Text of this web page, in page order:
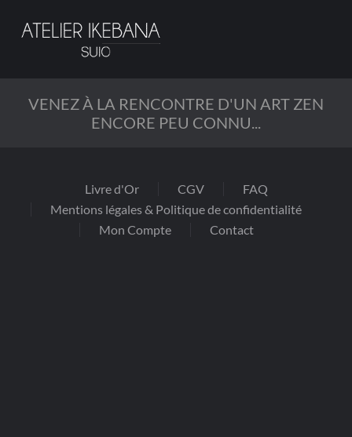
Passer
principal
VENEZ À LA RENCONTRE D'UN ART ZEN
ENCORE PEU CONNU...
Livre d'Or CGV
FAQ
Mentions légales & Politique de confidentialité
Mon Compte
Contact